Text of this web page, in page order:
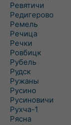
Ревятичи
Редигерово
Ремель
Речица
Речки
Ровбицк
Рубель
Рудск
Ружаны
Русино
Русиновичи
Рухча-1
Рясна